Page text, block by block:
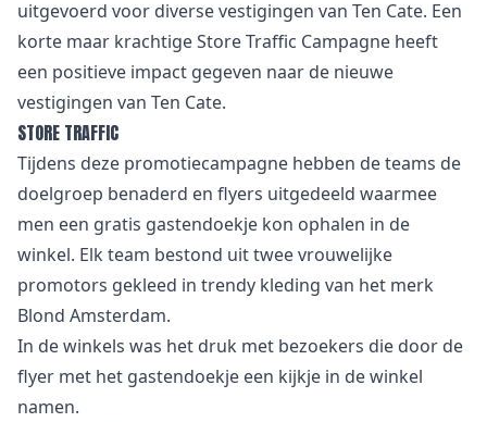
uitgevoerd voor diverse vestigingen van Ten Cate. Een
korte maar krachtige Store Traffic Campagne heeft
een positieve impact gegeven naar de nieuwe
vestigingen van Ten Cate.
STORE TRAFFIC
Tijdens deze promotiecampagne hebben de teams de
doelgroep benaderd en flyers uitgedeeld waarmee
men een gratis gastendoekje kon ophalen in de
winkel. Elk team bestond uit twee vrouwelijke
promotors gekleed in trendy kleding van het merk
Blond Amsterdam.
In de winkels was het druk met bezoekers die door de
flyer met het gastendoekje een kijkje in de winkel
namen.